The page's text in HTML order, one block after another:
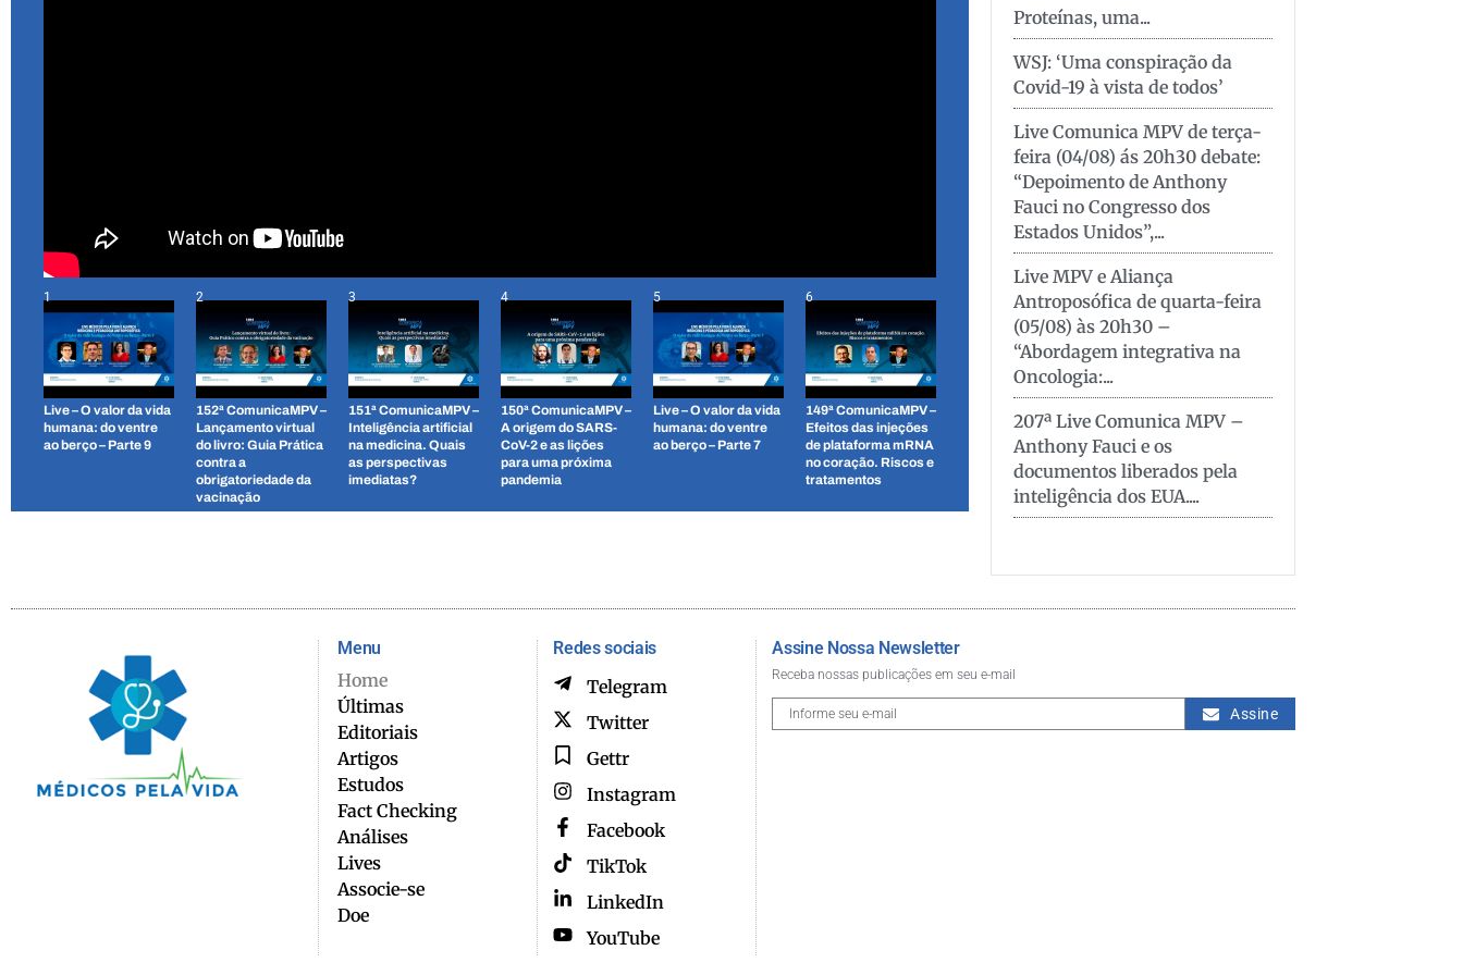
1
Live – O valor da vida
humana: do ventre
ao berço – Parte 9
2
152ª ComunicaMPV –
Lançamento virtual
do livro: Guia Prática
contra a
obrigatoriedade da
vacinação
3
151ª ComunicaMPV –
Inteligência artificial
na medicina. Quais
as perspectivas
imediatas?
4
150ª ComunicaMPV –
A origem do SARS-
CoV-2 e as lições
para uma próxima
pandemia
5
Live – O valor da vida
humana: do ventre
ao berço – Parte 7
6
149ª ComunicaMPV –
Efeitos das injeções
de plataforma mRNA
no coração. Riscos e
tratamentos
Proteínas, uma...
WSJ: ‘Uma conspiração da
Covid-19 à vista de todos’
Live Comunica MPV de terça-
feira (04/08) ás 20h30 debate:
“Depoimento de Anthony
Fauci no Congresso dos
Estados Unidos”,...
Live MPV e Aliança
Antroposófica de quarta-feira
(05/08) às 20h30 –
“Abordagem integrativa na
Oncologia:...
207ª Live Comunica MPV –
Anthony Fauci e os
documentos liberados pela
inteligência dos EUA....
Menu
Home
Últimas
Editoriais
Artigos
Estudos
Fact Checking
Análises
Lives
Associe-se
Doe
Redes sociais
Telegram
Twitter
Gettr
Instagram
Facebook
TikTok
LinkedIn
YouTube
Assine Nossa Newsletter
Receba nossas publicações em seu e-mail
Assine